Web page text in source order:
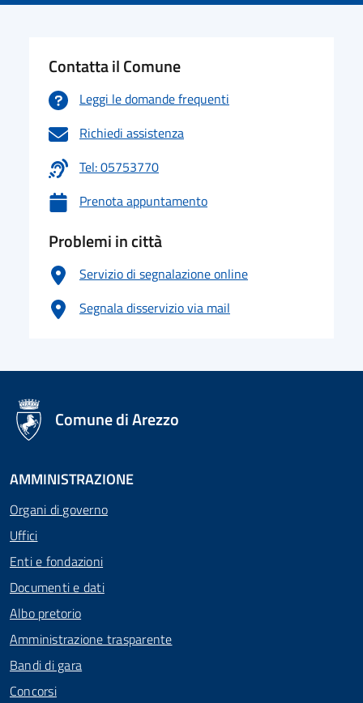
Contatta il Comune
Leggi le domande frequenti
Richiedi assistenza
Tel: 05753770
Prenota appuntamento
Problemi in città
Servizio di segnalazione online
Segnala disservizio via mail
logo Unione Europea
Comune di Arezzo
AMMINISTRAZIONE
Organi di governo
Uffici
Enti e fondazioni
Documenti e dati
Albo pretorio
Amministrazione trasparente
Bandi di gara
Concorsi